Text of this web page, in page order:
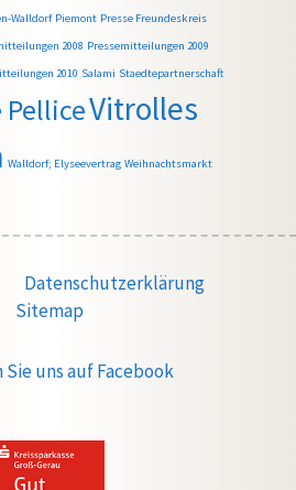
Walldorf Piemont Presse Freundeskreis
2008 Pressemitteilungen 2009
2010 Salami Staedtepartnerschaft
PelliceVitrolles
Walldorf; Elyseevertrag Weihnachtsmarkt
Datenschutzerklärung
Sitemap
Sie uns auf Facebook